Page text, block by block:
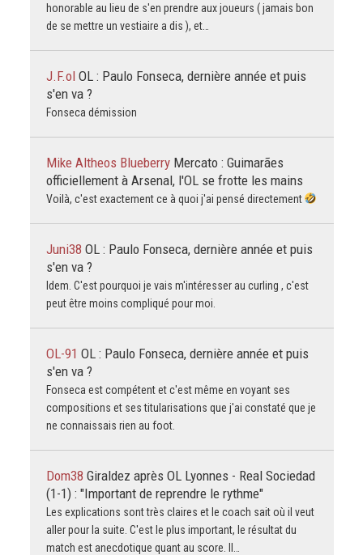
honorable au lieu de s'en prendre aux joueurs ( jamais bon
de se mettre un vestiaire a dis ), et…
J.F.ol OL : Paulo Fonseca, dernière année et puis
s'en va ?
Fonseca démission
Mike Altheos Blueberry Mercato : Guimarães
officiellement à Arsenal, l'OL se frotte les mains
Voilà, c'est exactement ce à quoi j'ai pensé directement
Juni38 OL : Paulo Fonseca, dernière année et puis
s'en va ?
Idem. C'est pourquoi je vais m'intéresser au curling , c'est
peut être moins compliqué pour moi.
OL-91 OL : Paulo Fonseca, dernière année et puis
s'en va ?
Fonseca est compétent et c'est même en voyant ses
compositions et ses titularisations que j'ai constaté que je
ne connaissais rien au foot.
Dom38 Giraldez après OL Lyonnes - Real Sociedad
(1-1) : "Important de reprendre le rythme"
Les explications sont très claires et le coach sait où il veut
aller pour la suite. C'est le plus important, le résultat du
match est anecdotique quant au score. Il…